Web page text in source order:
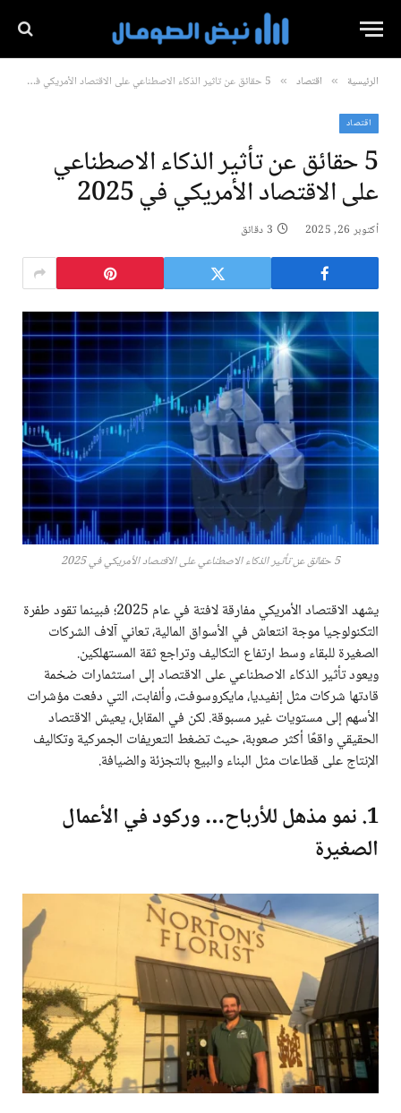
الرئيسية » اقتصاد » 5 حقائق عن تأثير الذكاء الاصطناعي على الاقتصاد الأمريكي في 2025
اقتصاد
5 حقائق عن تأثير الذكاء الاصطناعي
على الاقتصاد الأمريكي في 2025
أكتوبر 26, 2025 3 دقائق
5 حقائق عن تأثير الذكاء الاصطناعي على الاقتصاد الأمريكي في 2025
يشهد الاقتصاد الأمريكي مفارقة لافتة في عام 2025؛ فبينما تقود طفرة
التكنولوجيا موجة انتعاش في الأسواق المالية، تعاني آلاف الشركات
الصغيرة للبقاء وسط ارتفاع التكاليف وتراجع ثقة المستهلكين.
ويعود تأثير الذكاء الاصطناعي على الاقتصاد إلى استثمارات ضخمة
قادتها شركات مثل إنفيديا، مايكروسوفت، وألفابت، التي دفعت مؤشرات
الأسهم إلى مستويات غير مسبوقة. لكن في المقابل، يعيش الاقتصاد
الحقيقي واقعًا أكثر صعوبة، حيث تضغط التعريفات الجمركية وتكاليف
الإنتاج على قطاعات مثل البناء والبيع بالتجزئة والضيافة.
1. نمو مذهل للأرباح… وركود في الأعمال
الصغيرة